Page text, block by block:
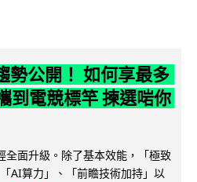
勢公開！ 如何享最多
電競標竿 揀選啱你
面升級。除了基本效能，「極致
AI算力」、「前瞻技術加持」以